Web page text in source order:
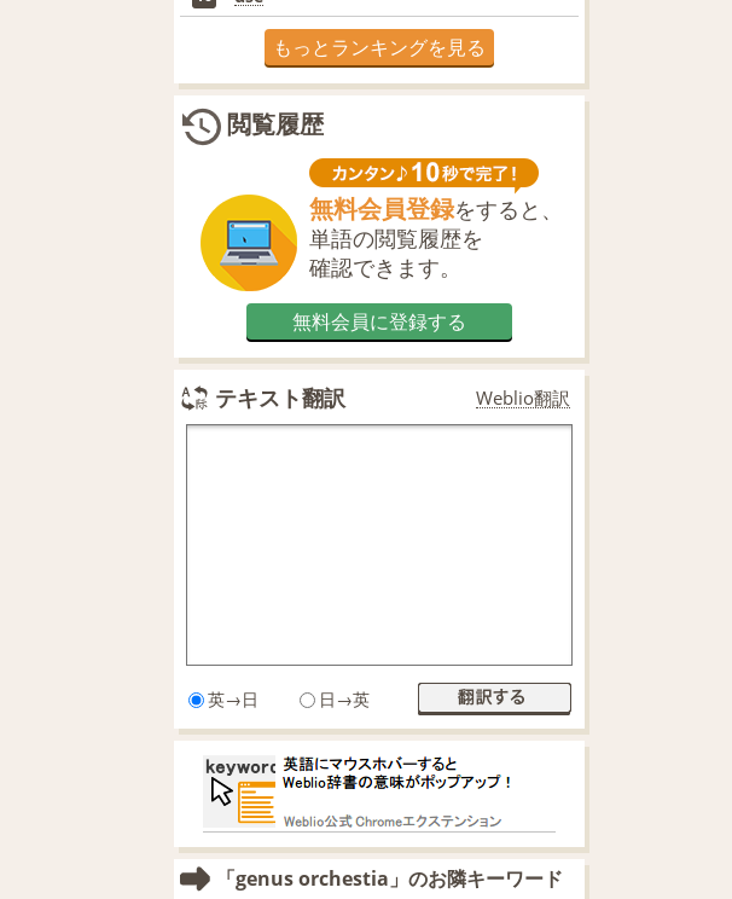
もっとランキングを見る
閲覧履歴
無料会員登録をすると、
単語の閲覧履歴を
確認できます。
無料会員に登録する
テキスト翻訳 Weblio翻訳
英→日 日→英
「genus orchestia」のお隣キーワード